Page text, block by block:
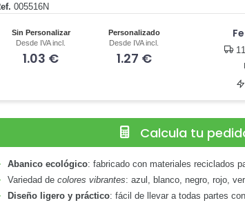
005516N
Sin Personalizar
Desde IVA incl.
1.03 €
Personalizado
Desde IVA incl.
1.27 €
Calcula tu
Abanico ecológico: fabricado con materiales reciclados
Variedad decolores vibrantes: azul, blanco, negro, rojo,
Diseño ligero y práctico: fácil de llevar a todas partes